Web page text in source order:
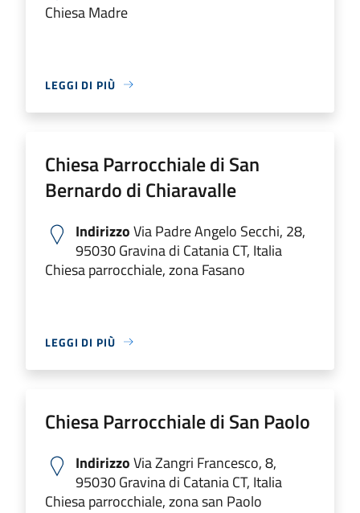
Chiesa Madre
LEGGI DI PIÙ
Chiesa Parrocchiale di San
Bernardo di Chiaravalle
IndirizzoVia Padre Angelo Secchi, 28,
95030 Gravina di Catania CT, Italia
Chiesa parrocchiale, zona Fasano
LEGGI DI PIÙ
Chiesa Parrocchiale di San Paolo
IndirizzoVia Zangri Francesco, 8,
95030 Gravina di Catania CT, Italia
Chiesa parrocchiale, zona san Paolo